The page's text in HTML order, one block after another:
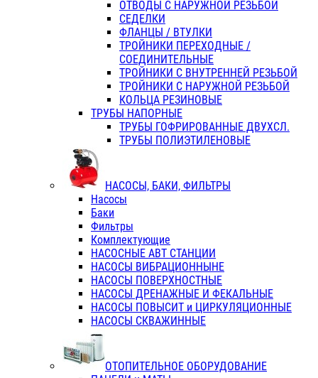
ОТВОДЫ С НАРУЖНОЙ РЕЗЬБОЙ
СЕДЕЛКИ
ФЛАНЦЫ / ВТУЛКИ
ТРОЙНИКИ ПЕРЕХОДНЫЕ /
СОЕДИНИТЕЛЬНЫЕ
ТРОЙНИКИ С ВНУТРЕННЕЙ РЕЗЬБОЙ
ТРОЙНИКИ С НАРУЖНОЙ РЕЗЬБОЙ
КОЛЬЦА РЕЗИНОВЫЕ
ТРУБЫ НАПОРНЫЕ
ТРУБЫ ГОФРИРОВАННЫЕ ДВУХСЛ.
ТРУБЫ ПОЛИЭТИЛЕНОВЫЕ
НАСОСЫ, БАКИ, ФИЛЬТРЫ
Насосы
Баки
Фильтры
Комплектующие
НАСОСНЫЕ АВТ СТАНЦИИ
НАСОСЫ ВИБРАЦИОННЫНЕ
НАСОСЫ ПОВЕРХНОСТНЫЕ
НАСОСЫ ДРЕНАЖНЫЕ И ФЕКАЛЬНЫЕ
НАСОСЫ ПОВЫСИТ и ЦИРКУЛЯЦИОННЫЕ
НАСОСЫ СКВАЖИННЫЕ
ОТОПИТЕЛЬНОЕ ОБОРУДОВАНИЕ